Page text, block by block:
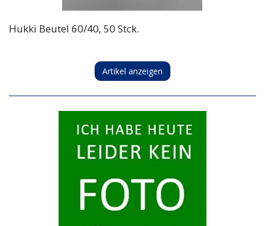
Hukki Beutel 60/40, 50 Stck.
Artikel anzeigen